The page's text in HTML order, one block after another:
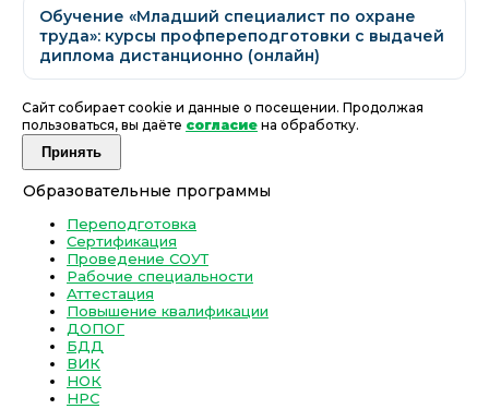
Обучение «Младший специалист по охране
труда»: курсы профпереподготовки с выдачей
диплома дистанционно (онлайн)
Сайт собирает cookie и данные о посещении. Продолжая
пользоваться, вы даёте согласие на обработку.
Принять
Образовательные программы
Переподготовка
Сертификация
Проведение СОУТ
Рабочие специальности
Аттестация
Повышение квалификации
ДОПОГ
БДД
ВИК
НОК
НРС